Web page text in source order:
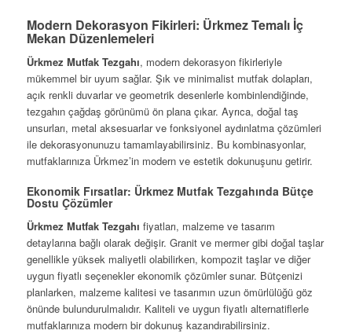
Modern Dekorasyon Fikirleri: Ürkmez Temalı İç
Mekan Düzenlemeleri
Ürkmez Mutfak Tezgahı, modern dekorasyon fikirleriyle
mükemmel bir uyum sağlar. Şık ve minimalist mutfak dolapları,
açık renkli duvarlar ve geometrik desenlerle kombinlendiğinde,
tezgahın çağdaş görünümü ön plana çıkar. Ayrıca, doğal taş
unsurları, metal aksesuarlar ve fonksiyonel aydınlatma çözümleri
ile dekorasyonunuzu tamamlayabilirsiniz. Bu kombinasyonlar,
mutfaklarınıza Ürkmez’in modern ve estetik dokunuşunu getirir.
Ekonomik Fırsatlar: Ürkmez Mutfak Tezgahında Bütçe
Dostu Çözümler
Ürkmez Mutfak Tezgahı fiyatları, malzeme ve tasarım
detaylarına bağlı olarak değişir. Granit ve mermer gibi doğal taşlar
genellikle yüksek maliyetli olabilirken, kompozit taşlar ve diğer
uygun fiyatlı seçenekler ekonomik çözümler sunar. Bütçenizi
planlarken, malzeme kalitesi ve tasarımın uzun ömürlülüğü göz
önünde bulundurulmalıdır. Kaliteli ve uygun fiyatlı alternatiflerle
mutfaklarınıza modern bir dokunuş kazandırabilirsiniz.